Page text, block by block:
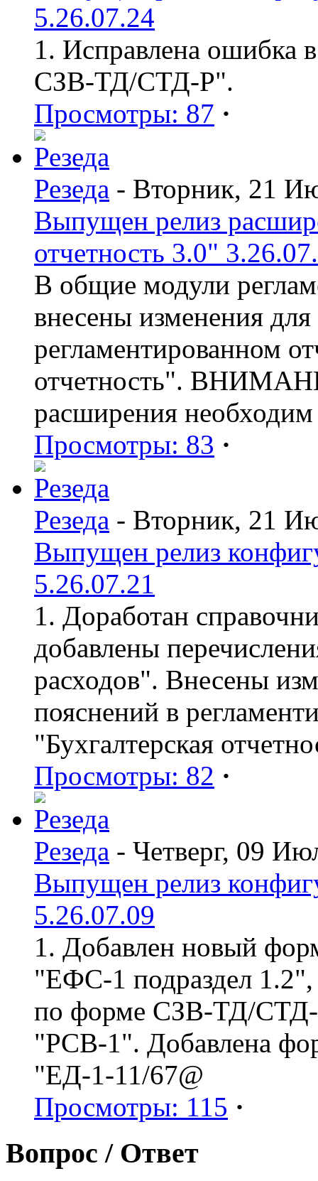
5.26.07.24
1. Исправлена ошибка
СЗВ-ТД/СТД-Р".
Просмотры: 87 ·
Резеда - Вторник, 21
Выпущен релиз
отчетность 3.0"
В общие модули
внесены изменения
регламентированном
отчетность".
расширения необходим
Просмотры: 83 ·
Резеда - Вторник, 21
Выпущен релиз
5.26.07.21
1. Доработан
добавлены
расходов". Внесены
пояснений в
"Бухгалтерская
Просмотры: 82 ·
Резеда - Четверг, 09
Выпущен релиз
5.26.07.09
1. Добавлен новый
"ЕФС-1 подраздел
по форме СЗВ-ТД/СТД-
"РСВ-1". Добавлена
"ЕД-1-11/67@
Просмотры: 115 ·
Вопрос / Ответ